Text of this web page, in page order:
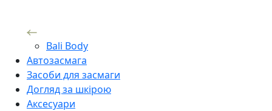
Bali Body
Автозасмага
Засоби для засмаги
Догляд за шкірою
Аксесуари